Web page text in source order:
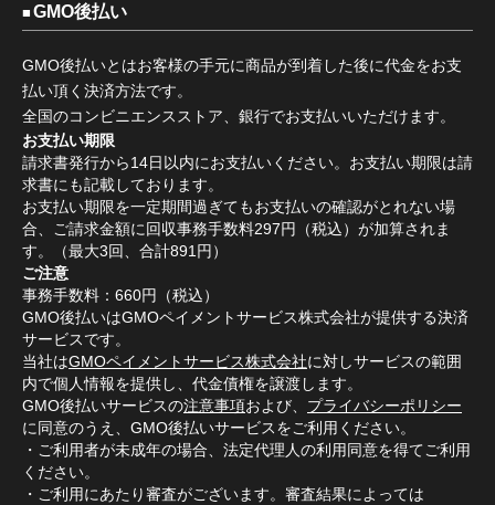
GMO後払い
GMO後払いとはお客様の手元に商品が到着した後に代金をお支
払い頂く決済方法です。
全国のコンビニエンスストア、銀行でお支払いいただけます。
お支払い期限
請求書発行から14日以内にお支払いください。お支払い期限は請
求書にも記載しております。
お支払い期限を一定期間過ぎてもお支払いの確認がとれない場
合、ご請求金額に回収事務手数料297円（税込）が加算されま
す。（最大3回、合計891円）
ご注意
事務手数料：660円（税込）
GMO後払いはGMOペイメントサービス株式会社が提供する決済
サービスです。
当社はGMOペイメントサービス株式会社に対しサービスの範囲
内で個人情報を提供し、代金債権を譲渡します。
GMO後払いサービスの注意事項および、 プライバシーポリシー
に同意のうえ、GMO後払いサービスをご利用ください。
・ご利用者が未成年の場合、法定代理人の利用同意を得てご利用
ください。
・ご利用にあたり審査がございます。審査結果によっては